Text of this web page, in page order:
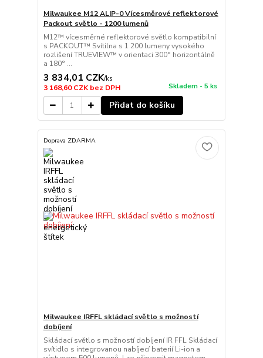
Milwaukee M12 ALIP-0 Vícesměrové reflektorové
Packout světlo - 1200 lumenů
M12™ vícesměrné reflektorové světlo kompatibilní
s PACKOUT™ Svítilna s 1 200 lumeny vysokého
rozlišení TRUEVIEW™ v orientaci 300° horizontálně
a 180° ...
3 834,01 CZK/ks
3 168,60 CZKbez DPH Skladem - 5 ks
Přidat do košíku
Doprava ZDARMA
Milwaukee IRFFL skládací světlo s možností
dobíjení
Skládací světlo s možností dobíjení IR FFL Skládací
svítidlo s integrovanou nabíjecí baterií Li-ion a